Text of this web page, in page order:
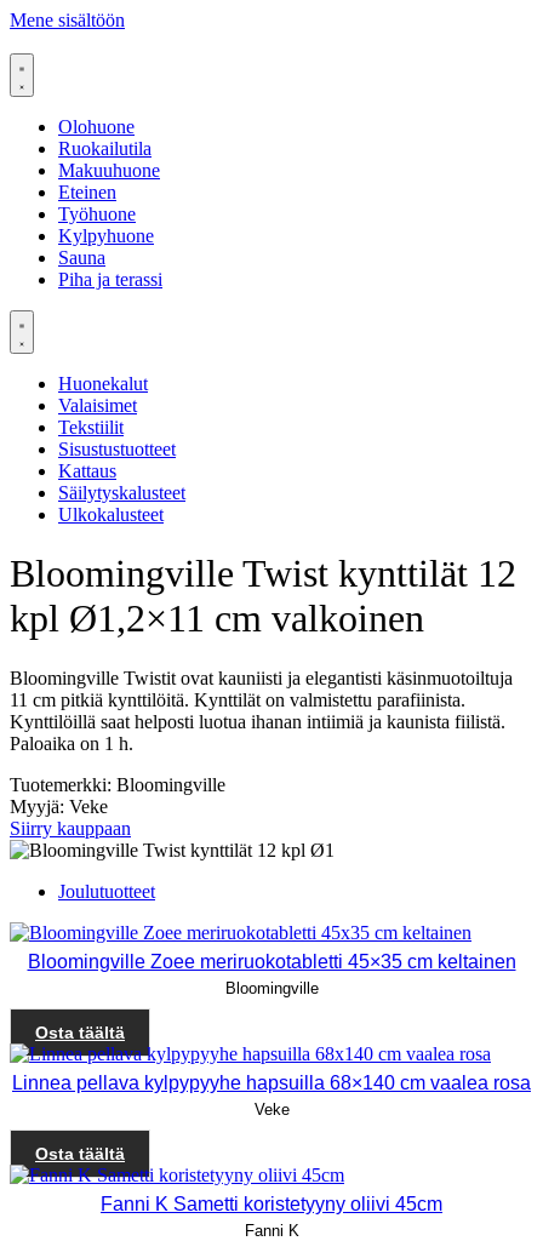
Mene sisältöön
Olohuone
Ruokailutila
Makuuhuone
Eteinen
Työhuone
Kylpyhuone
Sauna
Piha ja terassi
Huonekalut
Valaisimet
Tekstiilit
Sisustustuotteet
Kattaus
Säilytyskalusteet
Ulkokalusteet
Bloomingville Twist kynttilät 12
kpl Ø1,2×11 cm valkoinen
Bloomingville Twistit ovat kauniisti ja elegantisti käsinmuotoiltuja
11 cm pitkiä kynttilöitä. Kynttilät on valmistettu parafiinista.
Kynttilöillä saat helposti luotua ihanan intiimiä ja kaunista fiilistä.
Paloaika on 1 h.
Tuotemerkki: Bloomingville
Myyjä: Veke
Siirry kauppaan
Joulutuotteet
Bloomingville Zoee meriruokotabletti 45×35 cm keltainen
Bloomingville
Osta täältä
Linnea pellava kylpypyyhe hapsuilla 68×140 cm vaalea rosa
Veke
Osta täältä
Fanni K Sametti koristetyyny oliivi 45cm
Fanni K